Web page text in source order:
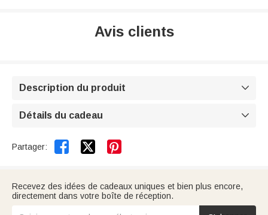
Avis clients
Description du produit 
Détails du cadeau 
Partager:  
Recevez des idées de cadeaux uniques et bien plus encore,
directement dans votre boîte de réception.